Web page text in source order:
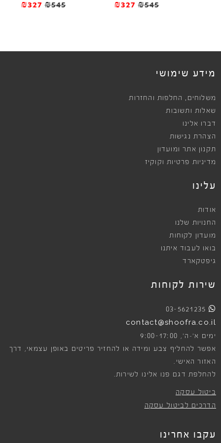
₪545
₪327
₪545
₪327
מידע שימושי
משלוחים , החלפות והחזרות
שאלות ותשובות
דברו אלינו
הצהרת נגישות
תקנון אתר ומועדון
מדיניות פרטיות וקוקיז
עלינו
אודות
החנויות שלנו
מועדון לקוחות
בואו לעבוד איתנו
גיפטקארד
שירות לקוחות
03-5621235
contact@shoofra.co.il
ימים א׳-ה׳, 9:00-17:00
אפשר להחליף צבע ומידה או להחזיר פריטים באופן עצמאי, דרך
האזור האישי.
להחלפת דגם פנו אלינו לשירות.
ביטול עסקה
הדרכים לביטול עסקה
עקבו אחרינו